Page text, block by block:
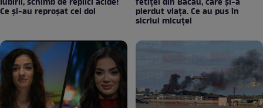
Ce și-au reproșat cei doi pierdut viața. Ce au pus în
sicriul micuței